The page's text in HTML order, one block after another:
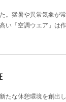
。猛暑や異常気象が
い「空調ウエア」は
たな休憩環境を創出